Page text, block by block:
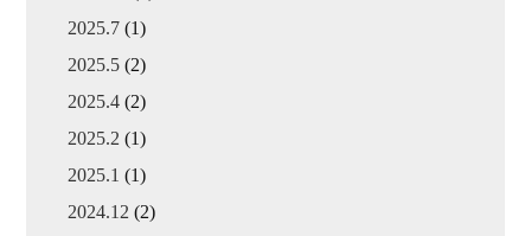
2025.7 (1)
2025.5 (2)
2025.4 (2)
2025.2 (1)
2025.1 (1)
2024.12 (2)